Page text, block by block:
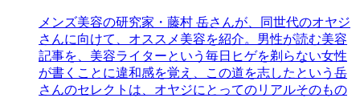
メンズ美容の研究家・藤村 岳さんが、同世代のオヤジ
さんに向けて、オススメ美容を紹介。男性が読む美容
記事を、美容ライターという毎日ヒゲを剃らない女性
が書くことに違和感を覚え、この道を志したという岳
さんのセレクトは、オヤジにとってのリアルそのもの